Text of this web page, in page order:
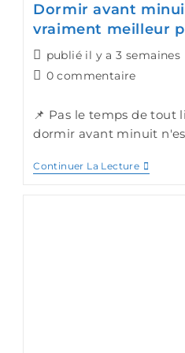
Dormir avant
vraiment meilleur
publié il y a 3 semaines
0 commentaire
📌 Pas le temps de tout
dormir avant minuit
Continuer La Lecture